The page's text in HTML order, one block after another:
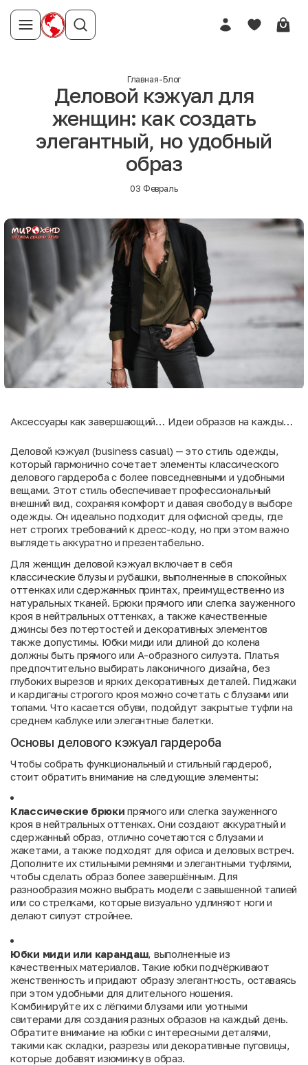
Главная-Блог
Деловой кэжуал для
женщин: как создать
элегантный, но удобный
образ
03 Февраль
Аксессуары как завершающий
Идеи образов на каждый
Деловой кэжуал (business casual) — это стиль одежды,
который гармонично сочетает элементы классического
делового гардероба с более повседневными и удобными
вещами. Этот стиль обеспечивает профессиональный
внешний вид, сохраняя комфорт и давая свободу в выборе
одежды. Он идеально подходит для офисной среды, где
нет строгих требований к дресс-коду, но при этом важно
выглядеть аккуратно и презентабельно.
Для женщин деловой кэжуал включает в себя
классические блузы и рубашки, выполненные в спокойных
оттенках или сдержанных принтах, преимущественно из
натуральных тканей. Брюки прямого или слегка зауженного
кроя в нейтральных оттенках, а также качественные
джинсы без потертостей и декоративных элементов
также допустимы. Юбки миди или длиной до колена
должны быть прямого или А-образного силуэта. Платья
предпочтительно выбирать лаконичного дизайна, без
глубоких вырезов и ярких декоративных деталей. Пиджаки
и кардиганы строгого кроя можно сочетать с блузами или
топами. Что касается обуви, подойдут закрытые туфли на
среднем каблуке или элегантные балетки.
Основы делового кэжуал гардероба
Чтобы собрать функциональный и стильный гардероб,
стоит обратить внимание на следующие элементы:
Классические брюки прямого или слегка зауженного
кроя в нейтральных оттенках. Они создают аккуратный и
сдержанный образ, отлично сочетаются с блузами и
жакетами, а также подходят для офиса и деловых встреч.
Дополните их стильными ремнями и элегантными туфлями,
чтобы сделать образ более завершённым. Для
разнообразия можно выбрать модели с завышенной талией
или со стрелками, которые визуально удлиняют ноги и
делают силуэт стройнее.
Юбки миди или карандаш, выполненные из
качественных материалов. Такие юбки подчёркивают
женственность и придают образу элегантность, оставаясь
при этом удобными для длительного ношения.
Комбинируйте их с лёгкими блузами или уютными
свитерами для создания разных образов на каждый день.
Обратите внимание на юбки с интересными деталями,
такими как складки, разрезы или декоративные пуговицы,
которые добавят изюминку в образ.